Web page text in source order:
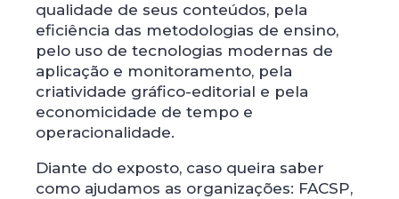
qualidade de seus conteúdos, pela
eficiência das metodologias de ensino,
pelo uso de tecnologias modernas de
aplicação e monitoramento, pela
criatividade gráfico-editorial e pela
economicidade de tempo e
operacionalidade.
Diante do exposto, caso queira saber
como ajudamos as organizações: FACSP,